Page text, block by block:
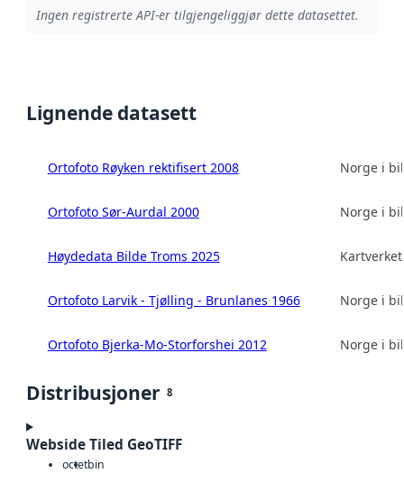
Ingen registrerte API-er tilgjengeliggjør dette datasettet.
Lignende datasett
Ortofoto Røyken rektifisert 2008 Norge i
Ortofoto Sør-Aurdal 2000 Norge i
Høydedata Bilde Troms 2025 Kartverket
Ortofoto Larvik - Tjølling - Brunlanes 1966 Norge i
Ortofoto Bjerka-Mo-Storforshei 2012 Norge i
Distribusjoner 8
Webside Tiled GeoTIFF
octetbin